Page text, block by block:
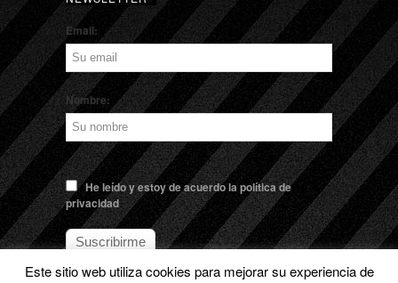
Email:
Nombre:
He leído y estoy de acuerdo la política de
privacidad
Este sitio web utiliza cookies para mejorar su experiencia de